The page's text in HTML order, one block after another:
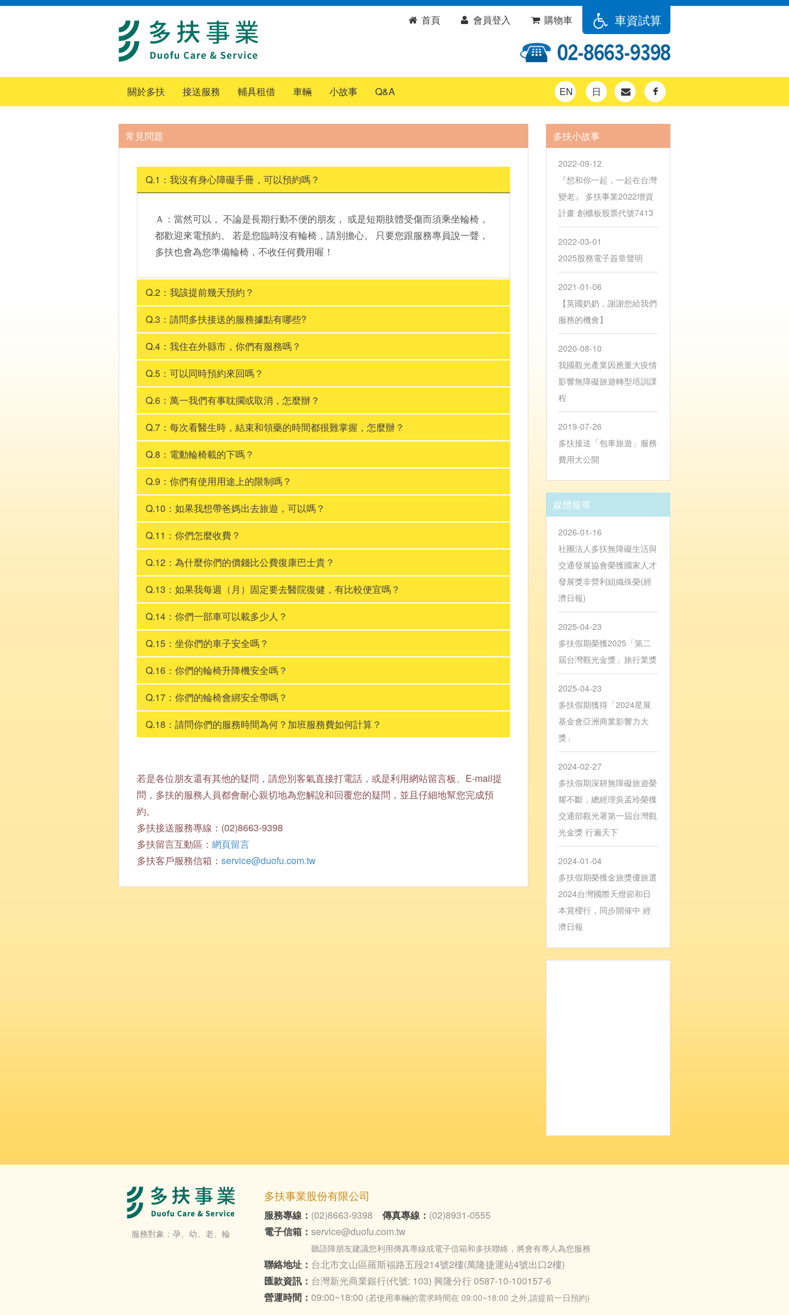
首頁 會員登入 購物車 車資試算
關於多扶 接送服務 輔具租借 車輛 小故事 Q&A EN 日
常見問題
Q.1：我沒有身心障礙手冊，可以預約嗎？
Ａ：當然可以， 不論是長期行動不便的朋友， 或是短期肢體受傷而須乘坐輪椅，
都歡迎來電預約。 若是您臨時沒有輪椅，請別擔心。 只要您跟服務專員說一聲，
多扶也會為您準備輪椅，不收任何費用喔！
Q.2：我該提前幾天預約？
Q.3：請問多扶接送的服務據點有哪些?
Q.4：我住在外縣市，你們有服務嗎？
Q.5：可以同時預約來回嗎？
Q.6：萬一我們有事耽擱或取消，怎麼辦？
Q.7：每次看醫生時，結束和領藥的時間都很難掌握，怎麼辦？
Q.8：電動輪椅載的下嗎？
Q.9：你們有使用用途上的限制嗎？
Q.10：如果我想帶爸媽出去旅遊，可以嗎？
Q.11：你們怎麼收費？
Q.12：為什麼你們的價錢比公費復康巴士貴？
Q.13：如果我每週（月）固定要去醫院復健，有比較便宜嗎？
Q.14：你們一部車可以載多少人？
Q.15：坐你們的車子安全嗎？
Q.16：你們的輪椅升降機安全嗎？
Q.17：你們的輪椅會綁安全帶嗎？
Q.18：請問你們的服務時間為何？加班服務費如何計算？
若是各位朋友還有其他的疑問，請您別客氣直接打電話，或是利用網站留言板、E-mail提
問，多扶的服務人員都會耐心親切地為您解說和回覆您的疑問，並且仔細地幫您完成預
約。
多扶接送服務專線：(02)8663-9398
多扶留言互動區： 網頁留言
多扶客戶服務信箱： service@duofu.com.tw
多扶小故事
2022-09-12
『想和你一起，一起在台灣
變老』 多扶事業2022增資
計畫 創櫃板股票代號7413
2022-03-01
2025股務電子簽章聲明
2021-01-06
【英國奶奶，謝謝您給我們
服務的機會】
2020-08-10
我國觀光產業因應重大疫情
影響無障礙旅遊轉型培訓課
程
2019-07-26
多扶接送「包車旅遊」服務
費用大公開
媒體報導
2026-01-16
社團法人多扶無障礙生活與
交通發展協會榮獲國家人才
發展獎非營利組織殊榮(經
濟日報)
2025-04-23
多扶假期榮獲2025「第二
屆台灣觀光金獎」旅行業獎
2025-04-23
多扶假期獲得「2024星展
基金會亞洲商業影響力大
獎」
2024-02-27
多扶假期深耕無障礙旅遊榮
耀不斷，總經理吳孟玲榮獲
交通部觀光署第一屆台灣觀
光金獎 行遍天下
2024-01-04
多扶假期榮獲金旅獎優旅選
2024台灣國際天燈節和日
本賞櫻行，同步開催中 經
濟日報
服務對象：孕、幼、老、輪
多扶事業股份有限公司
服務專線： (02)8663-9398 傳真專線： (02)8931-0555
電子信箱： service@duofu.com.tw
聽語障朋友建議您利用傳真專線或電子信箱和多扶聯絡，將會有專人為您服務
聯絡地址： 台北市文山區羅斯福路五段214號2樓(萬隆捷運站4號出口2樓)
匯款資訊： 台灣新光商業銀行(代號: 103) 興隆分行 0587-10-100157-6
營運時間： 09:00~18:00 (若使用車輛的需求時間在 09:00~18:00 之外,請提前一日預約)